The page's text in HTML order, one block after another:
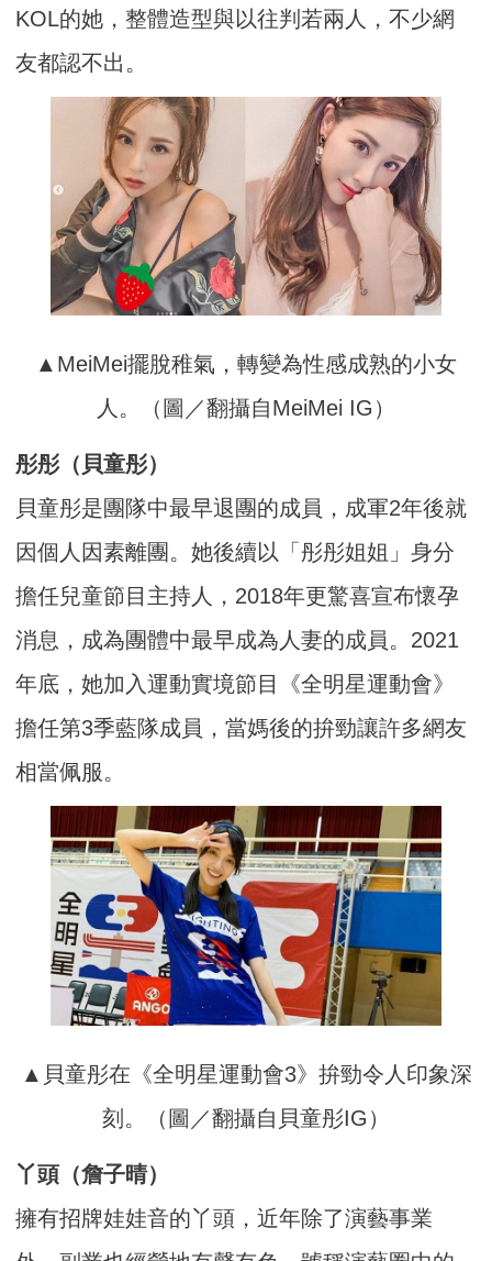
KOL的她，整體造型與以往判若兩人，不少網
友都認不出。
▲MeiMei擺脫稚氣，轉變為性感成熟的小女
人。（圖／翻攝自MeiMei IG）
彤彤（貝童彤）
貝童彤是團隊中最早退團的成員，成軍2年後就
因個人因素離團。她後續以「彤彤姐姐」身分
擔任兒童節目主持人，2018年更驚喜宣布懷孕
消息，成為團體中最早成為人妻的成員。2021
年底，她加入運動實境節目《全明星運動會》
擔任第3季藍隊成員，當媽後的拚勁讓許多網友
相當佩服。
▲貝童彤在《全明星運動會3》拚勁令人印象深
刻。（圖／翻攝自貝童彤IG）
丫頭（詹子晴）
擁有招牌娃娃音的丫頭，近年除了演藝事業